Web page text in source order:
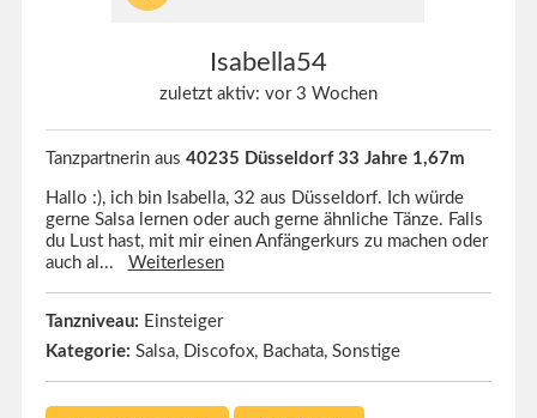
Isabella54
zuletzt aktiv: vor 3 Wochen
Tanzpartnerin aus 40235 Düsseldorf 33 Jahre 1,67m
Hallo :), ich bin Isabella, 32 aus Düsseldorf. Ich würde
gerne Salsa lernen oder auch gerne ähnliche Tänze. Falls
du Lust hast, mit mir einen Anfängerkurs zu machen oder
auch al... Weiterlesen
Tanzniveau: Einsteiger
Kategorie: Salsa, Discofox, Bachata, Sonstige